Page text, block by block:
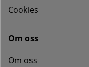
Cookies
Om oss
Om oss